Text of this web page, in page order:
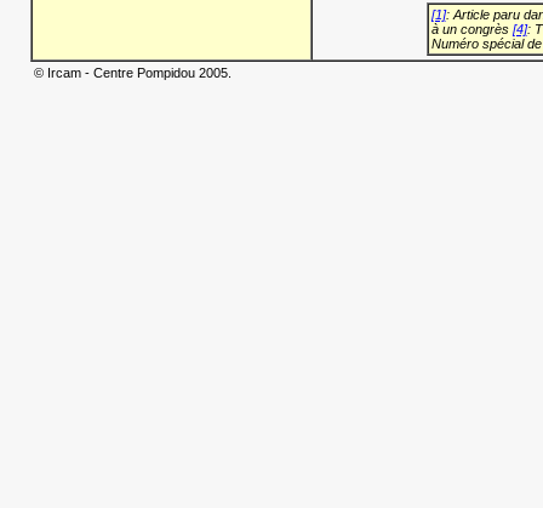
[1]: Article paru
à un congrès [4]:
Numéro spécial
© Ircam - Centre Pompidou 2005.